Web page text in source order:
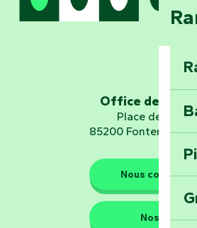
Office de
Place de
85200 Fontenay-le-
Nous contacter
Nos QG